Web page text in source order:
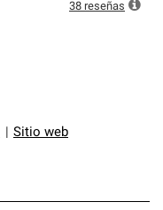
Sitio web
38 reseñas